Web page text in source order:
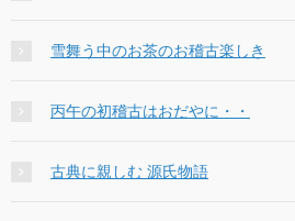
雪舞う中のお茶のお稽古楽しき
丙午の初稽古はおだやに・・
古典に親しむ 源氏物語